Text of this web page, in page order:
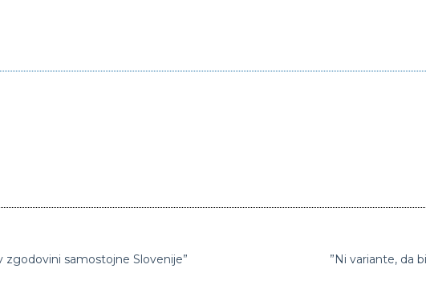
zgodovini samostojne Slovenije” ”Ni variante, da